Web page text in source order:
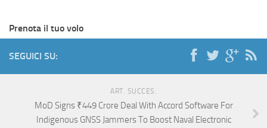
Prenota il tuo volo
SEGUICI SU:
ART. SUCCES.
MoD Signs ₹449 Crore Deal With Accord Software For
Indigenous GNSS Jammers To Boost Naval Electronic